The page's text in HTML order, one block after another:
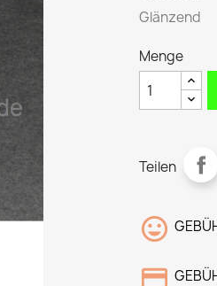
Glänzend
Menge
Teilen